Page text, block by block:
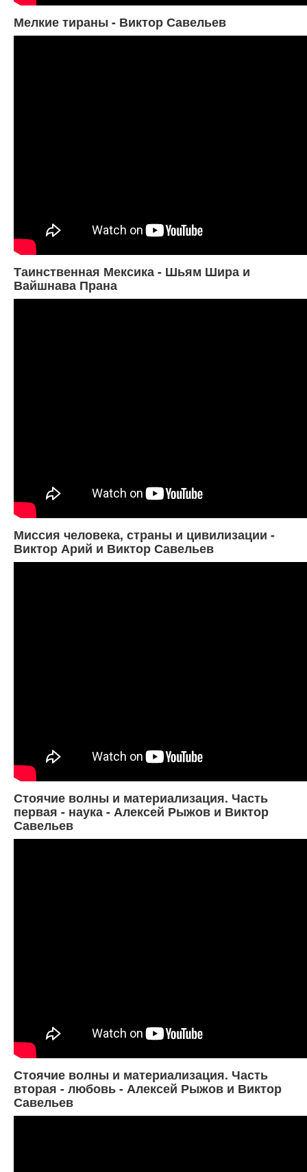
Мелкие тираны - Виктор Савельев
Таинственная Мексика - Шьям Шира и
Вайшнава Прана
Миссия человека, страны и цивилизации -
Виктор Арий и Виктор Савельев
Стоячие волны и материализация. Часть
первая - наука - Алексей Рыжов и Виктор
Савельев
Стоячие волны и материализация. Часть
вторая - любовь - Алексей Рыжов и Виктор
Савельев